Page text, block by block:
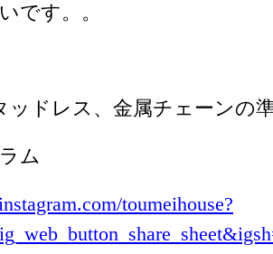
です。。
ッドレス、金属チェーンの
ム
toumeihouse?